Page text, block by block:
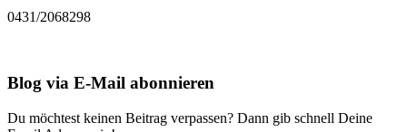
0431/2068298
Blog via E-Mail abonnieren
Du möchtest keinen Beitrag verpassen? Dann gib schnell Deine